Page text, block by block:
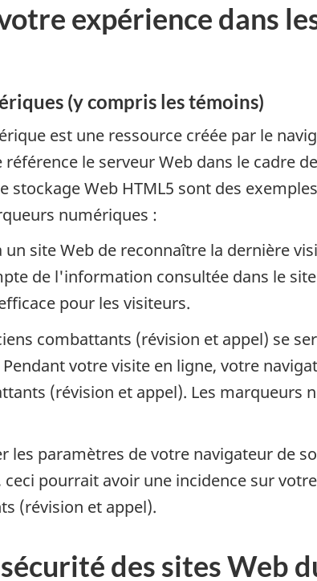
expérience dans
(y compris les témoins)
est une ressource créée par le
le serveur Web dans le cadre
stockage Web HTML5 sont des
numériques :
site Web de reconnaître la dernière
de l'information consultée dans le
pour les visiteurs.
combattants (révision et appel) se
votre visite en ligne, votre
(révision et appel). Les
les paramètres de votre navigateur de
pourrait avoir une incidence sur
(révision et appel).
des sites Web